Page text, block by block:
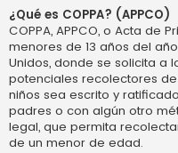
¿Qué es COPPA? (APPCO)
COPPA, APPCO, o Acta de
menores de 13 años del
Unidos, donde se solicita a
potenciales recolectores
niños sea escrito y
padres o con algún otro
legal, que permita
de un menor de edad.